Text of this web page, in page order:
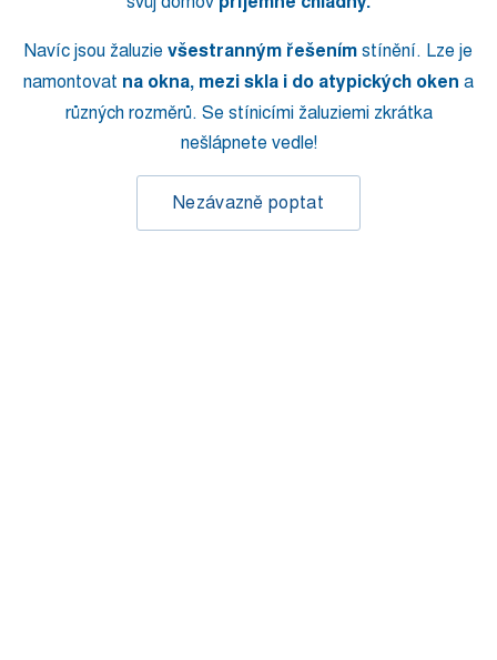
Navíc jsou žaluzie všestranným řešenímstínění. Lze je
namontovat na okna, mezi skla i do atypických oken a
různých rozměrů. Se stínicími žaluziemi zkrátka
nešlápnete vedle!
Nezávazně poptat